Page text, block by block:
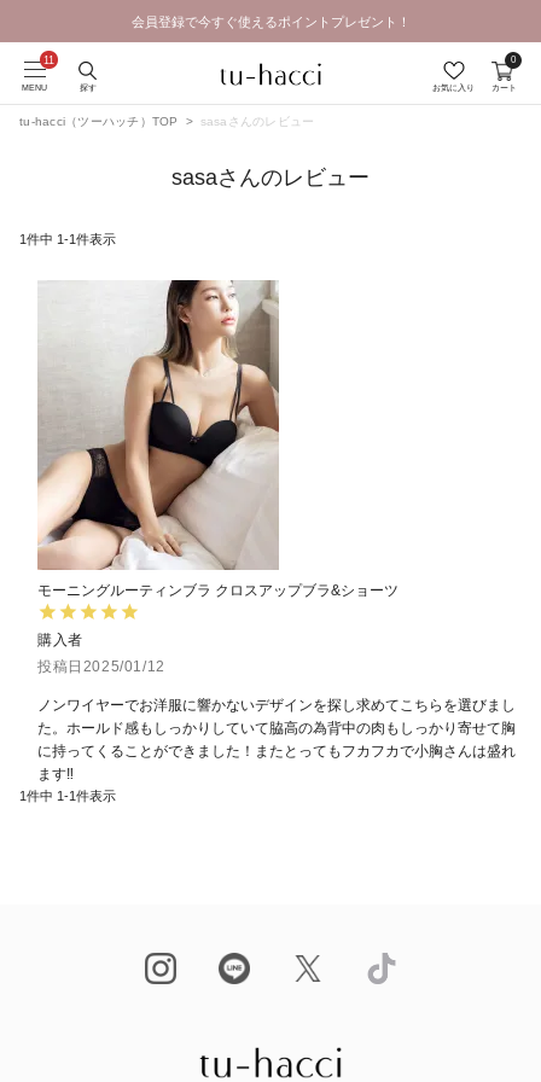
会員登録で今すぐ使えるポイントプレゼント！
MENU 探す お気に入り カート
0
tu-hacci（ツーハッチ）TOP sasaさんのレビュー
sasaさんのレビュー
1件中 1-1件表示
モーニングルーティンブラ クロスアップブラ&ショーツ
購入者
投稿日 2025/01/12
ノンワイヤーでお洋服に響かないデザインを探し求めてこちらを選びまし
た。ホールド感もしっかりしていて脇高の為背中の肉もしっかり寄せて胸
に持ってくることができました！またとってもフカフカで小胸さんは盛れ
ます‼︎
1件中 1-1件表示